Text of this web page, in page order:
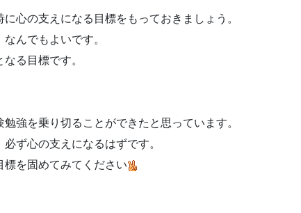
心の支えになる目標をもっておきましょう。
んでもよいです。
る目標です。
強を乗り切ることができたと思っています。
ず心の支えになるはずです。
を固めてみてください